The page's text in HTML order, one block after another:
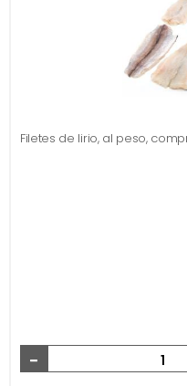
Filetes de lirio, al peso,
-